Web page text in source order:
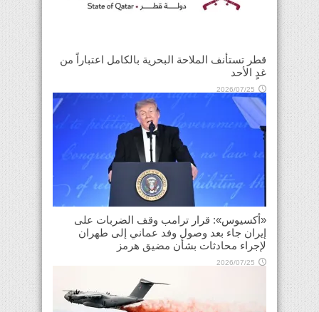
قطر تستأنف الملاحة البحرية بالكامل اعتباراً من
غدٍ الأحد
2026/07/25
«أكسيوس»: قرار ترامب وقف الضربات على
إيران جاء بعد وصول وفد عماني إلى طهران
لإجراء محادثات بشأن مضيق هرمز
2026/07/25